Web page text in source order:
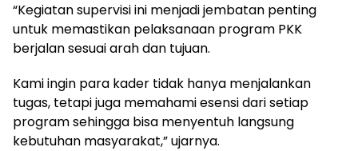
‎“Kegiatan supervisi ini menjadi jembatan penting
untuk memastikan pelaksanaan program PKK
berjalan sesuai arah dan tujuan.
‎Kami ingin para kader tidak hanya menjalankan
tugas, tetapi juga memahami esensi dari setiap
program sehingga bisa menyentuh langsung
kebutuhan masyarakat,” ujarnya.